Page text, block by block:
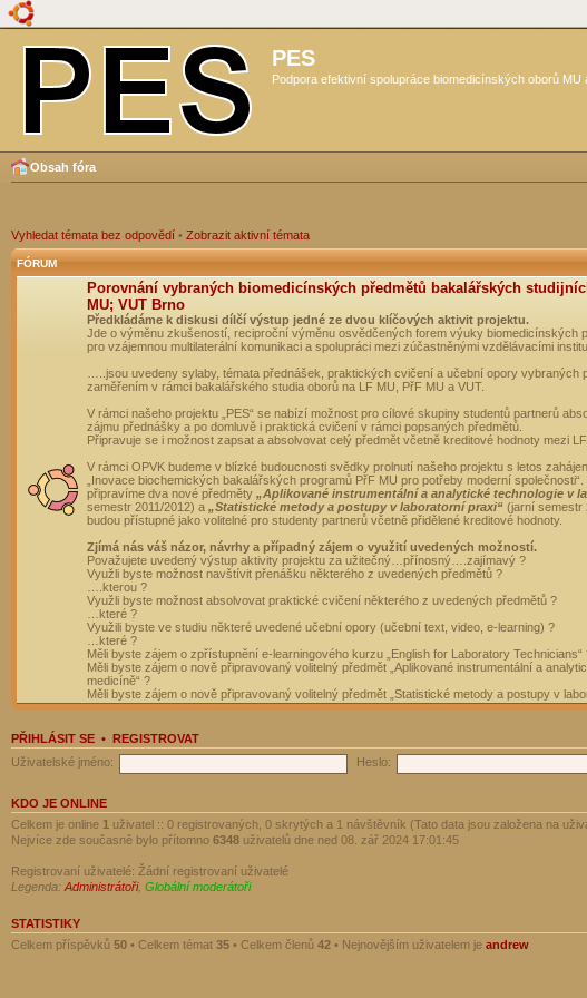
PES
Podpora efektivní spolupráce biomedicínských oborů
Obsah fóra
Vyhledat témata bez odpovědí • Zobrazit aktivní témata
FÓRUM
Porovnání vybraných biomedicínských předmětů bakalářských
MU; VUT Brno
Předkládáme k diskusi dílčí výstup jedné ze dvou klíčových aktivit projektu.
Jde o výměnu zkušeností, reciproční výměnu osvědčených forem výuky biomedicínských
pro vzájemnou multilaterální komunikaci a spolupráci mezi zúčastněnými vzdělávacími
…..jsou uvedeny sylaby, témata přednášek, praktických cvičení a učební opory vybraných
zaměřením v rámci bakalářského studia oborů na LF MU, PřF MU a VUT.
V rámci našeho projektu „PES“ se nabízí možnost pro cílové skupiny studentů partnerů
zájmu přednášky a po domluvě i praktická cvičení v rámci popsaných předmětů.
Připravuje se i možnost zapsat a absolvovat celý předmět včetně kreditové hodnoty mezi
V rámci OPVK budeme v blízké budoucnosti svědky prolnutí našeho projektu s letos
„Inovace biochemických bakalářských programů PřF MU pro potřeby moderní
připravíme dva nové předměty „Aplikované instrumentální a analytické technologie v
semestr 2011/2012) a „Statistické metody a postupy v laboratorní praxi“ (jarní semestr
budou přístupné jako volitelné pro studenty partnerů včetně přidělené kreditové hodnoty.
Zjímá nás váš názor, návrhy a případný zájem o využití uvedených možností.
Považujete uvedený výstup aktivity projektu za užitečný…přínosný….zajímavý ?
Využli byste možnost navštívit přenášku některého z uvedených předmětů ?
….kterou ?
Využli byste možnost absolvovat praktické cvičení některého z uvedených předmětů ?
…které ?
Využili byste ve studiu některé uvedené učební opory (učební text, video, e-learning) ?
…které ?
Měli byste zájem o zpřístupnění e-learningového kurzu „English for Laboratory Technicians“
Měli byste zájem o nově připravovaný volitelný předmět „Aplikované instrumentální a
medicíně“ ?
Měli byste zájem o nově připravovaný volitelný předmět „Statistické metody a postupy v
PŘIHLÁSIT SE • REGISTROVAT
Uživatelské jméno:
Heslo:
KDO JE ONLINE
Celkem je online 1 uživatel :: 0 registrovaných, 0 skrytých a 1 návštěvník (Tato data jsou založena na
Nejvíce zde současně bylo přítomno 6348 uživatelů dne ned 08. zář 2024 17:01:45
Registrovaní uživatelé: Žádní registrovaní uživatelé
Legenda: Administrátoři, Globální moderátoři
STATISTIKY
Celkem příspěvků 50 • Celkem témat 35 • Celkem členů 42 • Nejnovějším uživatelem je andrew